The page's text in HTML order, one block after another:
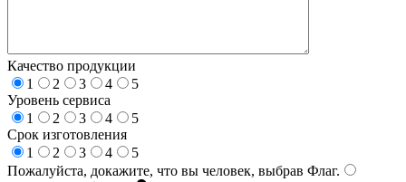
Качество продукции
1
2 3 4
5
Уровень сервиса
1
2 3 4
5
Срок изготовления
1
2 3 4
5
Пожалуйста, докажите, что вы человек, выбрав Флаг.